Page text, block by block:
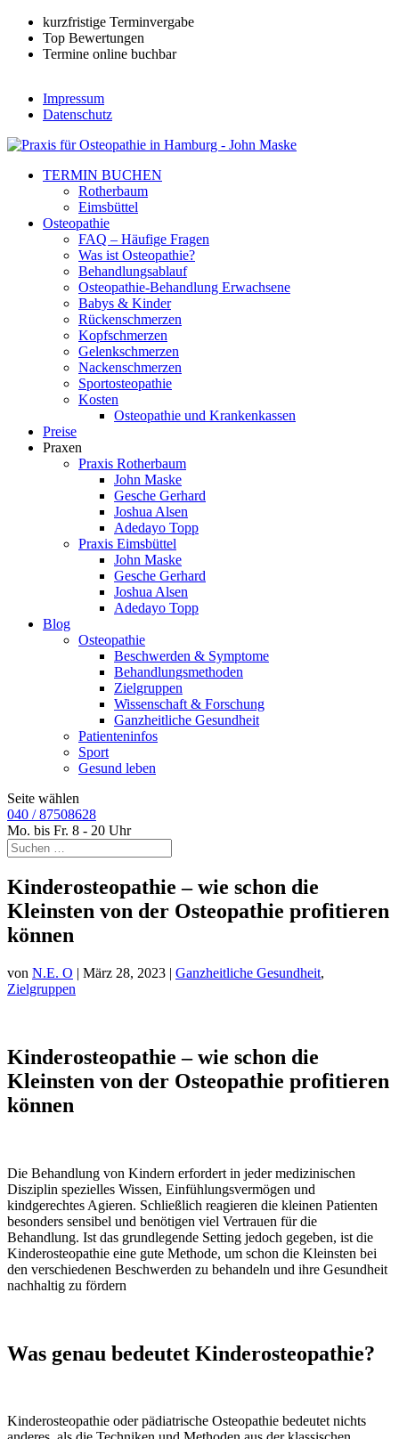
kurzfristige Terminvergabe
Top Bewertungen
Termine online buchbar
Impressum
Datenschutz
TERMIN BUCHEN
Rotherbaum
Eimsbüttel
Osteopathie
FAQ – Häufige Fragen
Was ist Osteopathie?
Behandlungsablauf
Osteopathie-Behandlung Erwachsene
Babys & Kinder
Rückenschmerzen
Kopfschmerzen
Gelenkschmerzen
Nackenschmerzen
Sportosteopathie
Kosten
Osteopathie und Krankenkassen
Preise
Praxen
Praxis Rotherbaum
John Maske
Gesche Gerhard
Joshua Alsen
Adedayo Topp
Praxis Eimsbüttel
John Maske
Gesche Gerhard
Joshua Alsen
Adedayo Topp
Blog
Osteopathie
Beschwerden & Symptome
Behandlungsmethoden
Zielgruppen
Wissenschaft & Forschung
Ganzheitliche Gesundheit
Patienteninfos
Sport
Gesund leben
Seite wählen
040 / 87508628
Mo. bis Fr. 8 - 20 Uhr
Kinderosteopathie – wie schon die
Kleinsten von der Osteopathie profitieren
können
von N.E. O | März 28, 2023 | Ganzheitliche Gesundheit,
Zielgruppen
Kinderosteopathie – wie schon die
Kleinsten von der Osteopathie profitieren
können
Die Behandlung von Kindern erfordert in jeder medizinischen
Disziplin spezielles Wissen, Einfühlungsvermögen und
kindgerechtes Agieren. Schließlich reagieren die kleinen Patienten
besonders sensibel und benötigen viel Vertrauen für die
Behandlung. Ist das grundlegende Setting jedoch gegeben, ist die
Kinderosteopathie eine gute Methode, um schon die Kleinsten bei
den verschiedenen Beschwerden zu behandeln und ihre Gesundheit
nachhaltig zu fördern
Was genau bedeutet Kinderosteopathie?
Kinderosteopathie oder pädiatrische Osteopathie bedeutet nichts